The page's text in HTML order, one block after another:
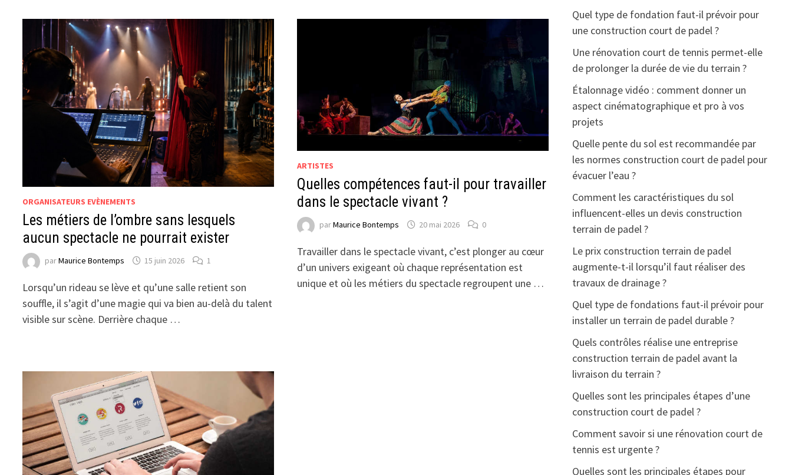
ORGANISATEURS EVÈNEMENTS
Les métiers de l’ombre sans lesquels
aucun spectacle ne pourrait exister
parMaurice Bontemps 15 juin 2026 1
Lorsqu’un rideau se lève et qu’une salle retient son
souffle, il s’agit d’une magie qui va bien au-delà du talent
visible sur scène. Derrière chaque …
ARTISTES
Quelles compétences faut-il pour travailler
dans le spectacle vivant ?
parMaurice Bontemps 20 mai 2026 0
Travailler dans le spectacle vivant, c’est plonger au cœur
d’un univers exigeant où chaque représentation est
unique et où les métiers du spectacle regroupent une …
Quel type de fondation faut-il prévoir pour
une construction court de padel ?
Une rénovation court de tennis permet-elle
de prolonger la durée de vie du terrain ?
Étalonnage vidéo : comment donner un
aspect cinématographique et pro à vos
projets
Quelle pente du sol est recommandée par
les normes construction court de padel pour
évacuer l’eau ?
Comment les caractéristiques du sol
influencent-elles un devis construction
terrain de padel ?
Le prix construction terrain de padel
augmente-t-il lorsqu’il faut réaliser des
travaux de drainage ?
Quel type de fondations faut-il prévoir pour
installer un terrain de padel durable ?
Quels contrôles réalise une entreprise
construction terrain de padel avant la
livraison du terrain ?
Quelles sont les principales étapes d’une
construction court de padel ?
Comment savoir si une rénovation court de
tennis est urgente ?
Quelles sont les principales étapes pour